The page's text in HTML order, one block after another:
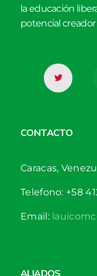
la educación
potencial
CONTACTO
Caracas,
Telefono: +58
Email:
ALIADOS